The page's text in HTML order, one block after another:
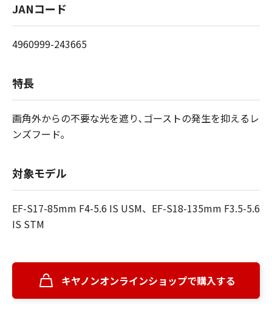
JANコード
4960999-243665
特長
画角外からの不要な光を遮り､ゴーストの発生を抑えるレ
ンズフード｡
対象モデル
EF-S17-85mm F4-5.6 IS USM、EF-S18-135mm F3.5-5.6
IS STM
キヤノンオンラインショップで購入する